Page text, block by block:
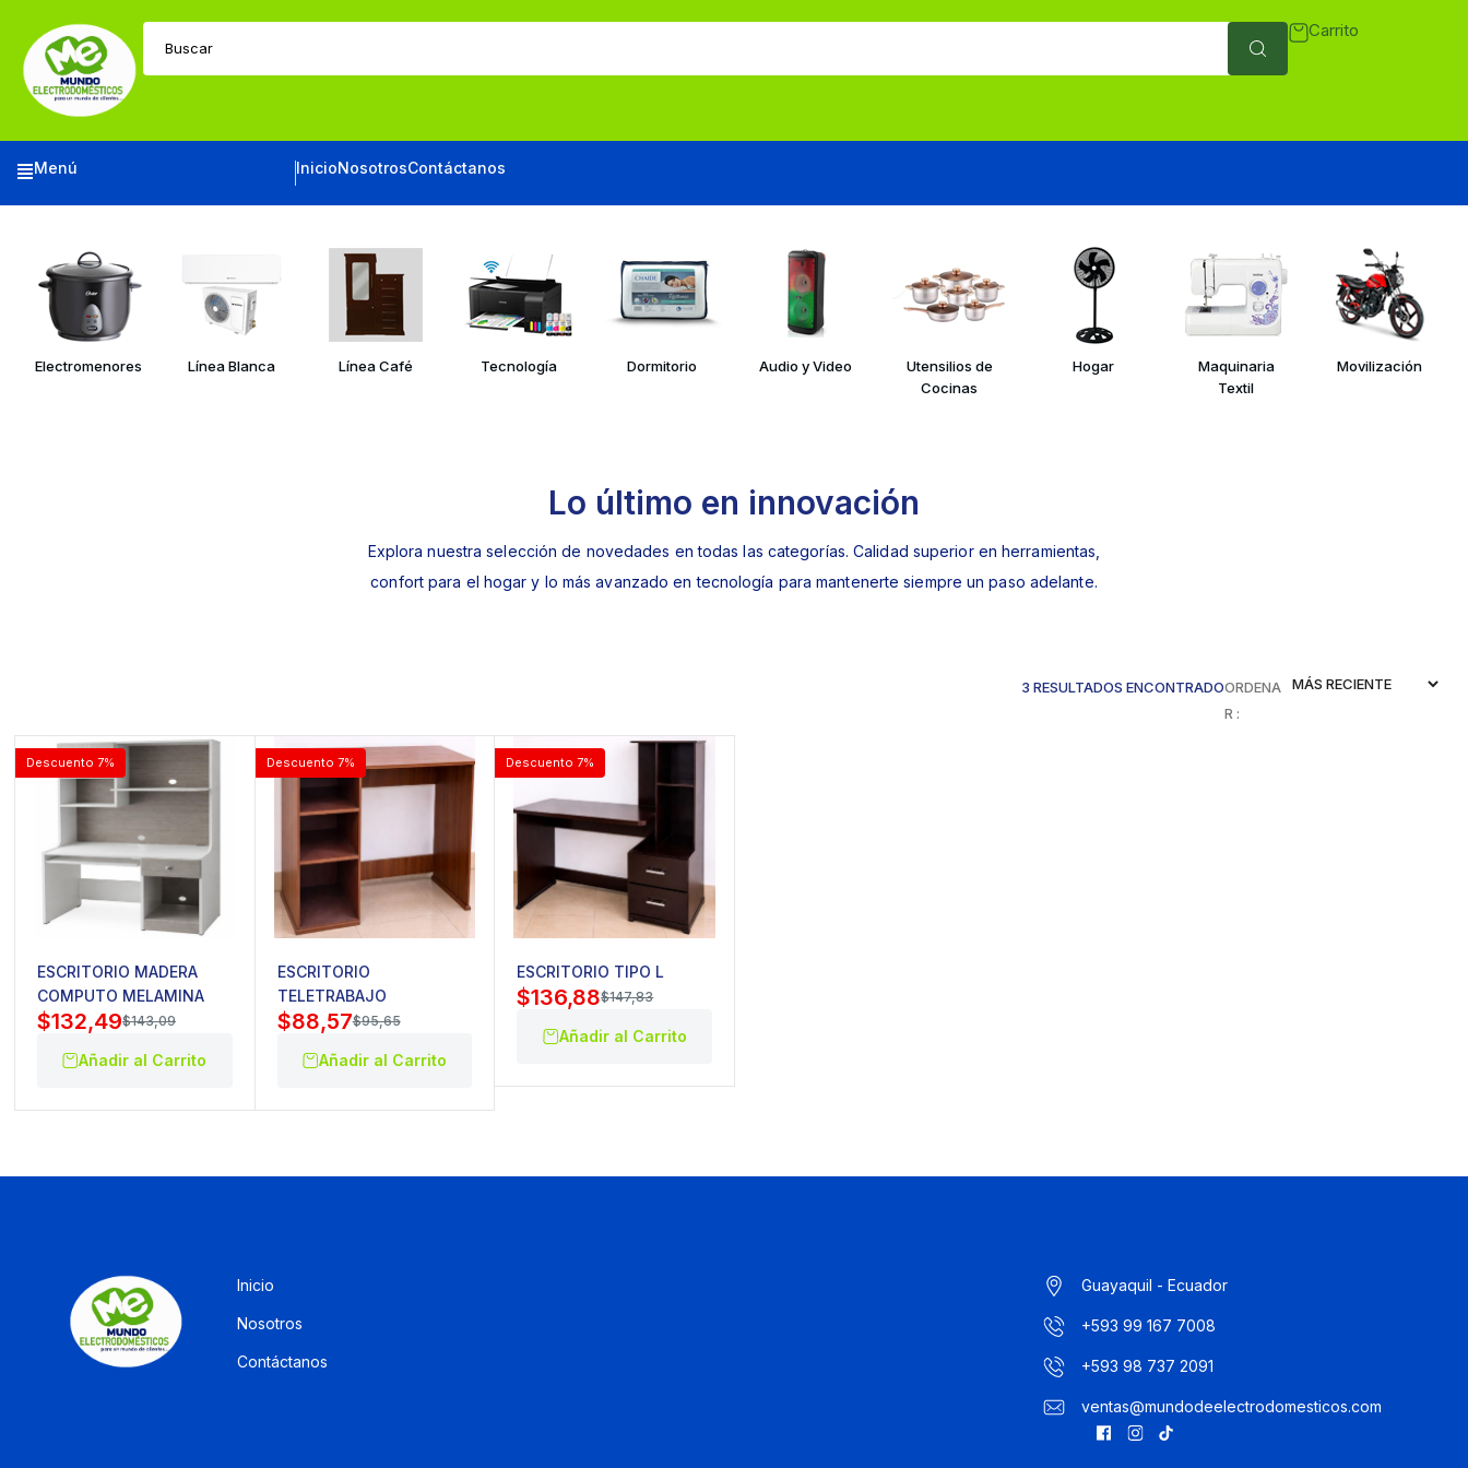
Buscar
Carrito
Menú InicioNosotrosContáctanos
Electromenores Línea Blanca Línea Café Tecnología Dormitorio Audio y Video
Utensilios de
Cocinas
Hogar
Maquinaria
Textil
Movilización
Lo último en innovación
Explora nuestra selección de novedades en todas las categorías. Calidad superior en herramientas,
confort para el hogar y lo más avanzado en tecnología para mantenerte siempre un paso adelante.
3 RESULTADOS ENCONTRADOORDENA
R :
Descuento 7%
ESCRITORIO MADERA
COMPUTO MELAMINA
$143,09
$132,49
Añadir al Carrito
Descuento 7%
ESCRITORIO
TELETRABAJO
$95,65
$88,57
Añadir al Carrito
Descuento 7%
ESCRITORIO TIPO L
$147,83
$136,88
Añadir al Carrito
Inicio
Nosotros
Contáctanos
Guayaquil - Ecuador
+593 99 167 7008
+593 98 737 2091
ventas@mundodeelectrodomesticos.com